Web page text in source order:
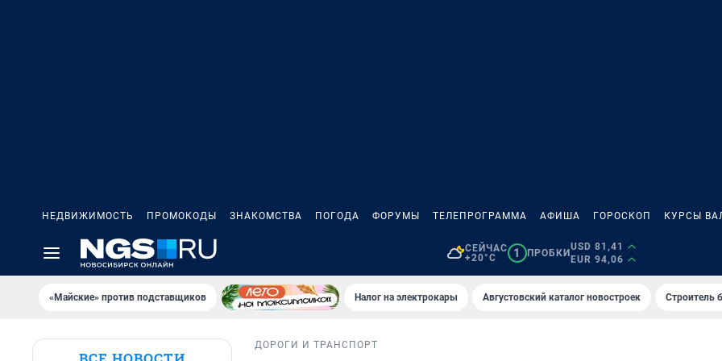
НЕДВИЖИМОСТЬ ПРОМОКОДЫ ЗНАКОМСТВА ПОГОДА ФОРУМЫ ТЕЛЕПРОГРАММА АФИША ГОРОСКОП КУРСЫ
СЕЙЧАС
+20°C
1 ПРОБКИ
USD 81,41
EUR 94,06
«Майские» против подставщиков Налог на электрокары Августовский каталог новостроек Строитель
ДОРОГИ И ТРАНСПОРТ